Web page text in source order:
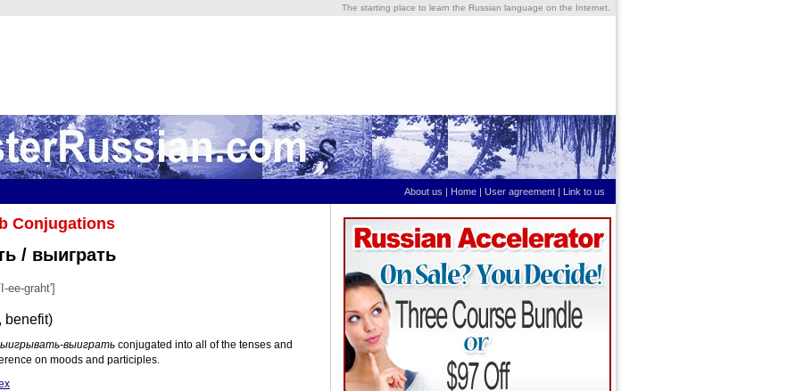
The starting place to learn the Russian language on the Internet.
About us | Home | User agreement | Link to us
Conjugations
/ выиграть
ee-graht']
benefit)
выиграть conjugated into all of the tenses and
on moods and participles.